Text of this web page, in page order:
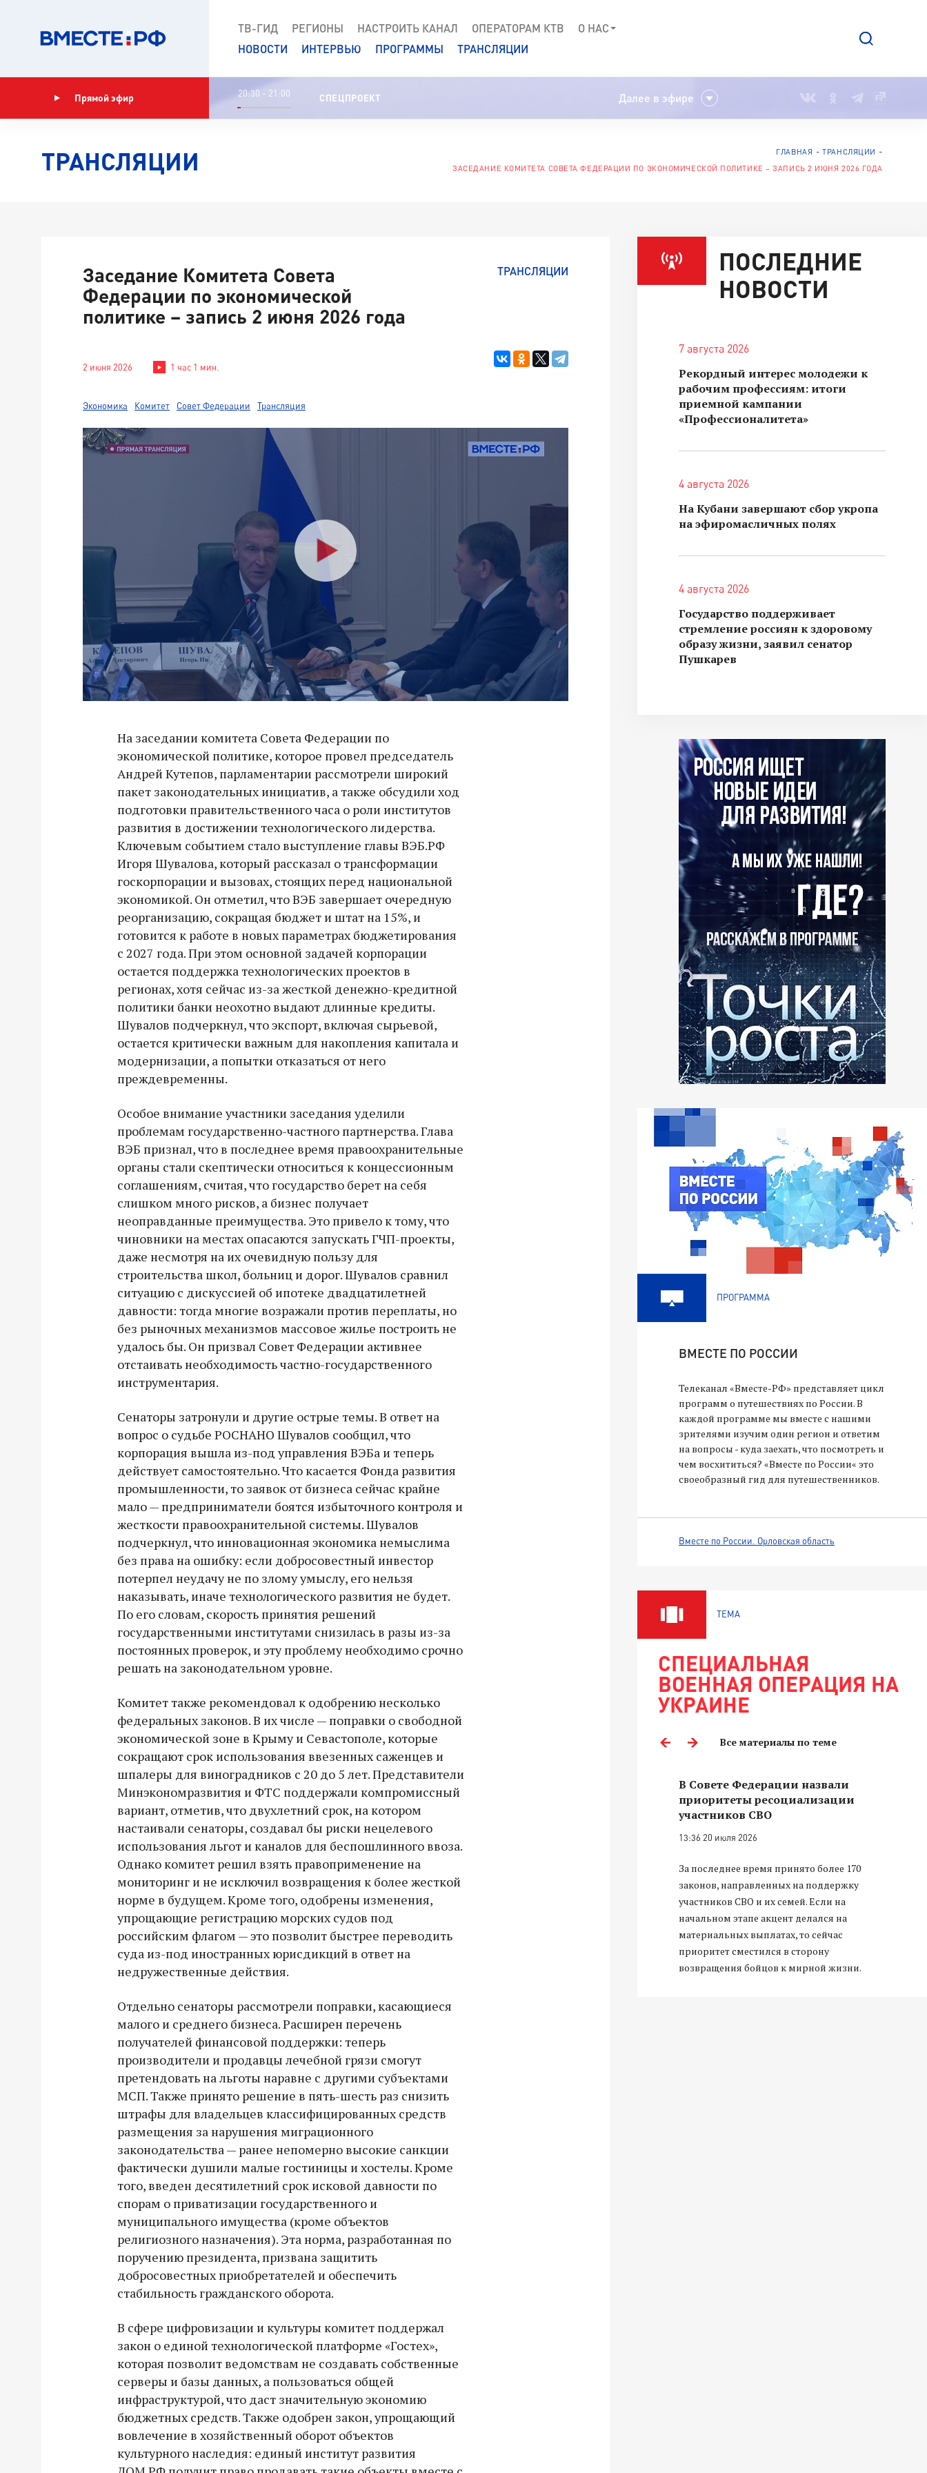
ТВ-ГИД РЕГИОНЫ НАСТРОИТЬ КАНАЛ ОПЕРАТОРАМ КТВ
О НАС
НОВОСТИ
ИНТЕРВЬЮ ПРОГРАММЫ ТРАНСЛЯЦИИ
Прямой эфир 20:30 - 21:00 СПЕЦПРОЕКТ Далее в эфире
ТРАНСЛЯЦИИ ГЛАВНАЯ
ТРАНСЛЯЦИИ
ЗАСЕДАНИЕ КОМИТЕТА СОВЕТА ФЕДЕРАЦИИ ПО ЭКОНОМИЧЕСКОЙ ПОЛИТИКЕ – ЗАПИСЬ 2 ИЮНЯ 2026 ГОДА
ТРАНСЛЯЦИИ
Заседание Комитета Совета
Федерации по экономической
политике – запись 2 июня 2026 года
2 июня 2026 1 час 1 мин.
Экономика Комитет Совет Федерации Трансляция
На заседании комитета Совета Федерации по
экономической политике, которое провел председатель
Андрей Кутепов, парламентарии рассмотрели широкий
пакет законодательных инициатив, а также обсудили ход
подготовки правительственного часа о роли институтов
развития в достижении технологического лидерства.
Ключевым событием стало выступление главы ВЭБ.РФ
Игоря Шувалова, который рассказал о трансформации
госкорпорации и вызовах, стоящих перед национальной
экономикой. Он отметил, что ВЭБ завершает очередную
реорганизацию, сокращая бюджет и штат на 15%, и
готовится к работе в новых параметрах бюджетирования
с 2027 года. При этом основной задачей корпорации
остается поддержка технологических проектов в
регионах, хотя сейчас из-за жесткой денежно-кредитной
политики банки неохотно выдают длинные кредиты.
Шувалов подчеркнул, что экспорт, включая сырьевой,
остается критически важным для накопления капитала и
модернизации, а попытки отказаться от него
преждевременны.
Особое внимание участники заседания уделили
проблемам государственно-частного партнерства. Глава
ВЭБ признал, что в последнее время правоохранительные
органы стали скептически относиться к концессионным
соглашениям, считая, что государство берет на себя
слишком много рисков, а бизнес получает
неоправданные преимущества. Это привело к тому, что
чиновники на местах опасаются запускать ГЧП-проекты,
даже несмотря на их очевидную пользу для
строительства школ, больниц и дорог. Шувалов сравнил
ситуацию с дискуссией об ипотеке двадцатилетней
давности: тогда многие возражали против переплаты, но
без рыночных механизмов массовое жилье построить не
удалось бы. Он призвал Совет Федерации активнее
отстаивать необходимость частно-государственного
инструментария.
Сенаторы затронули и другие острые темы. В ответ на
вопрос о судьбе РОСНАНО Шувалов сообщил, что
корпорация вышла из-под управления ВЭБа и теперь
действует самостоятельно. Что касается Фонда развития
промышленности, то заявок от бизнеса сейчас крайне
мало — предприниматели боятся избыточного контроля и
жесткости правоохранительной системы. Шувалов
подчеркнул, что инновационная экономика немыслима
без права на ошибку: если добросовестный инвестор
потерпел неудачу не по злому умыслу, его нельзя
наказывать, иначе технологического развития не будет.
По его словам, скорость принятия решений
государственными институтами снизилась в разы из-за
постоянных проверок, и эту проблему необходимо срочно
решать на законодательном уровне.
Комитет также рекомендовал к одобрению несколько
федеральных законов. В их числе — поправки о свободной
экономической зоне в Крыму и Севастополе, которые
сокращают срок использования ввезенных саженцев и
шпалеры для виноградников с 20 до 5 лет. Представители
Минэкономразвития и ФТС поддержали компромиссный
вариант, отметив, что двухлетний срок, на котором
настаивали сенаторы, создавал бы риски нецелевого
использования льгот и каналов для беспошлинного ввоза.
Однако комитет решил взять правоприменение на
мониторинг и не исключил возвращения к более жесткой
норме в будущем. Кроме того, одобрены изменения,
упрощающие регистрацию морских судов под
российским флагом — это позволит быстрее переводить
суда из-под иностранных юрисдикций в ответ на
недружественные действия.
Отдельно сенаторы рассмотрели поправки, касающиеся
малого и среднего бизнеса. Расширен перечень
получателей финансовой поддержки: теперь
производители и продавцы лечебной грязи смогут
претендовать на льготы наравне с другими субъектами
МСП. Также принято решение в пять-шесть раз снизить
штрафы для владельцев классифицированных средств
размещения за нарушения миграционного
законодательства — ранее непомерно высокие санкции
фактически душили малые гостиницы и хостелы. Кроме
того, введен десятилетний срок исковой давности по
спорам о приватизации государственного и
муниципального имущества (кроме объектов
религиозного назначения). Эта норма, разработанная по
поручению президента, призвана защитить
добросовестных приобретателей и обеспечить
стабильность гражданского оборота.
В сфере цифровизации и культуры комитет поддержал
закон о единой технологической платформе «Гостех»,
которая позволит ведомствам не создавать собственные
серверы и базы данных, а пользоваться общей
инфраструктурой, что даст значительную экономию
бюджетных средств. Также одобрен закон, упрощающий
вовлечение в хозяйственный оборот объектов
культурного наследия: единый институт развития
ПОСЛЕДНИЕ
НОВОСТИ
7 августа 2026
Рекордный интерес молодежи к
рабочим профессиям: итоги
приемной кампании
«Профессионалитета»
4 августа 2026
На Кубани завершают сбор укропа
на эфиромасличных полях
4 августа 2026
Государство поддерживает
стремление россиян к здоровому
образу жизни, заявил сенатор
Пушкарев
ПРОГРАММА
ВМЕСТЕ ПО РОССИИ
Телеканал «Вместе-РФ» представляет цикл
программ о путешествиях по России. В
каждой программе мы вместе с нашими
зрителями изучим один регион и ответим
на вопросы - куда заехать, что посмотреть и
чем восхититься? «Вместе по России« это
своеобразный гид для путешественников.
Вместе по России. Орловская область
ТЕМА
СПЕЦИАЛЬНАЯ
ВОЕННАЯ ОПЕРАЦИЯ НА
УКРАИНЕ
Все материалы по теме
Владимир Якушев передал бойцам
СВО дроны и технику связи
Владимир Якушев сопровождает грузы
для бойцов СВО с самого начала
спецоперации.
В Совете Федерации назвали
приоритеты ресоциализации
участников СВО
13:36 20 июля 2026
За последнее время принято более 170
законов, направленных на поддержку
участников СВО и их семей. Если на
начальном этапе акцент делался на
материальных выплатах, то сейчас
приоритет сместился в сторону
возвращения бойцов к мирной жизни.